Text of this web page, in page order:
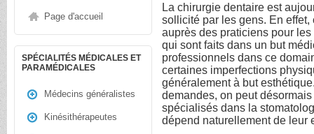
Page d'accueil
SPÉCIALITÉS MÉDICALES ET
PARAMÉDICALES
Médecins généralistes
Kinésithérapeutes
La chirurgie dentaire est
sollicité par les gens. En
auprès des praticiens pour
qui sont faits dans un but
professionnels dans ce
certaines imperfections
généralement à but
demandes, on peut
spécialisés dans la
dépend naturellement de leur